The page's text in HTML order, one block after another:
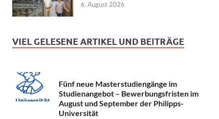
6. August 2026
VIEL GELESENE ARTIKEL UND BEITRÄGE
Fünf neue Masterstudiengänge im
Studienangebot – Bewerbungsfristen im
August und September der Philipps-
Universität